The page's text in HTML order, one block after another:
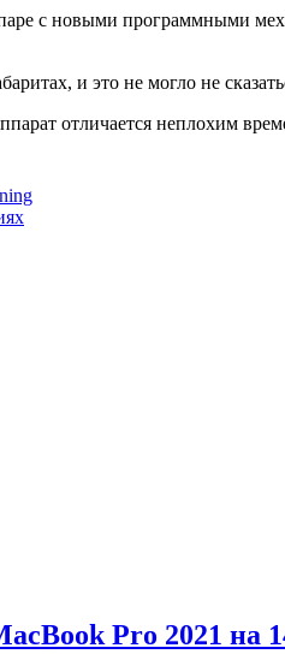
с новыми программными
и это не могло не
отличается неплохим
Pro 2021 на